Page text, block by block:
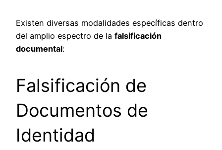
Existen diversas modalidades específicas dentro
del amplio espectro de la falsificación
documental:
Falsificación de
Documentos de
Identidad